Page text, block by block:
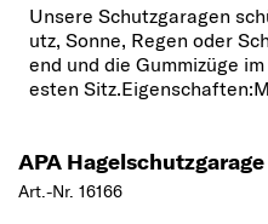
Unsere Schutzgaragen
utz, Sonne, Regen oder
end und die Gummizüge
esten
APA Hagelschutzgarage
Art.-Nr. 16166